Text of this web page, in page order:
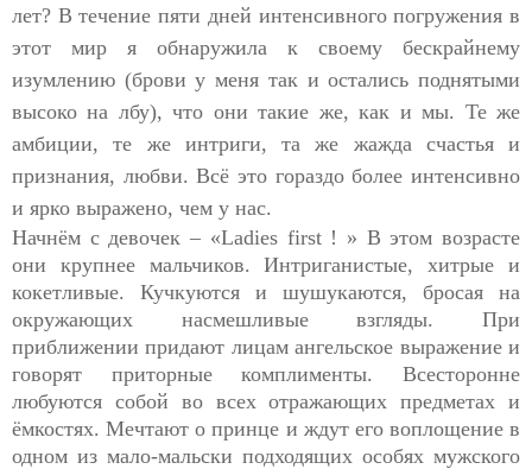
лет? В течение пяти дней интенсивного погружения в
этот мир я обнаружила к своему бескрайнему
изумлению (брови у меня так и остались поднятыми
высоко на лбу), что они такие же, как и мы. Те же
амбиции, те же интриги, та же жажда счастья и
признания, любви. Всё это гораздо более интенсивно
и ярко выражено, чем у нас.
Начнём с девочек – «Ladies first ! » В этом возрасте
они крупнее мальчиков. Интриганистые, хитрые и
кокетливые. Кучкуются и шушукаются, бросая на
окружающих насмешливые взгляды. При
приближении придают лицам ангельское выражение и
говорят приторные комплименты. Всесторонне
любуются собой во всех отражающих предметах и
ёмкостях. Мечтают о принце и ждут его воплощение в
одном из мало-мальски подходящих особях мужского